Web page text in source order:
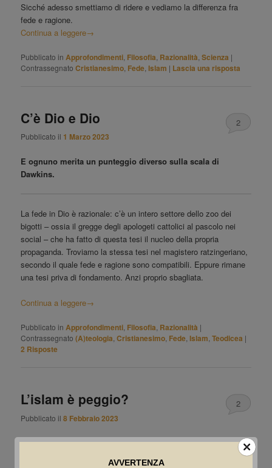
Sicché adesso smettiamo di ridere e vediamo la differenza fra
fede e ragione.
Continua a leggere→
Pubblicato in Approfondimenti Filosofia Razionalità ,Scienza |
Contrassegnato Cristianesimo Fede ,Islam | Lascia una risposta
C’è Dio e Dio
Pubblicato il 1 Marzo 2023
2
E ognuno merita un punteggio diverso sulla scala di
Dawkins.
La fede in Dio è razionale: c’è un intero settore dello zoo dei
bigotti – ossia il gregge degli apologeti cattolici al pascolo nei
social – che ha fatto di questa tesi il nucleo della propria
propaganda. Troviamo la stessa tesi nel magistero ratzingeriano,
secondo il quale fede e ragione sono compatibili. Eppure rimane
una tesi priva di fondamento. Anzi proprio sbagliata.
Continua a leggere→
Pubblicato in Approfondimenti Filosofia Razionalità |
Contrassegnato (A)teologia ,Cristianesimo Fede ,Islam ,Teodicea |
2 Risposte
L’islam è peggio?
Pubblicato il8 Febbraio 2023
2
Certo. Nel Libro sacro, nelle dottrine e nelle teste dei
credenti. Ma non lo si può dire, ché altrimenti si passa per
AVVERTENZA